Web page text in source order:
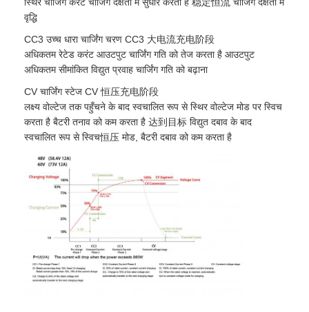
वृद्धि
CC3 उच्च धारा चार्जिंग चरण CC3 大电流充电阶段
अधिकतम रेटेड करंट आउटपुट चार्जिंग गति को तेज करता है आउटपुट
अधिकतम सीमांकित विद्युत प्रवाह चार्जिंग गति को बढ़ाना
CV चार्जिंग स्टेज CV 恒压充电阶段
लक्ष्य वोल्टेज तक पहुँचने के बाद स्वचालित रूप से स्थिर वोल्टेज मोड पर स्विच
करता है बैटरी तनाव को कम करता है 达到目标 विद्युत दबाव के बाद
स्वचालित रूप से स्विच恒压 मोड, बैटरी दबाव को कम करता है